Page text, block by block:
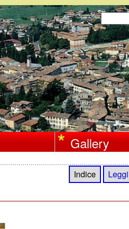
F
o
r
m
d
i
r
i
c
e
C
e
r
c
a
Gallery
Indice Leggi